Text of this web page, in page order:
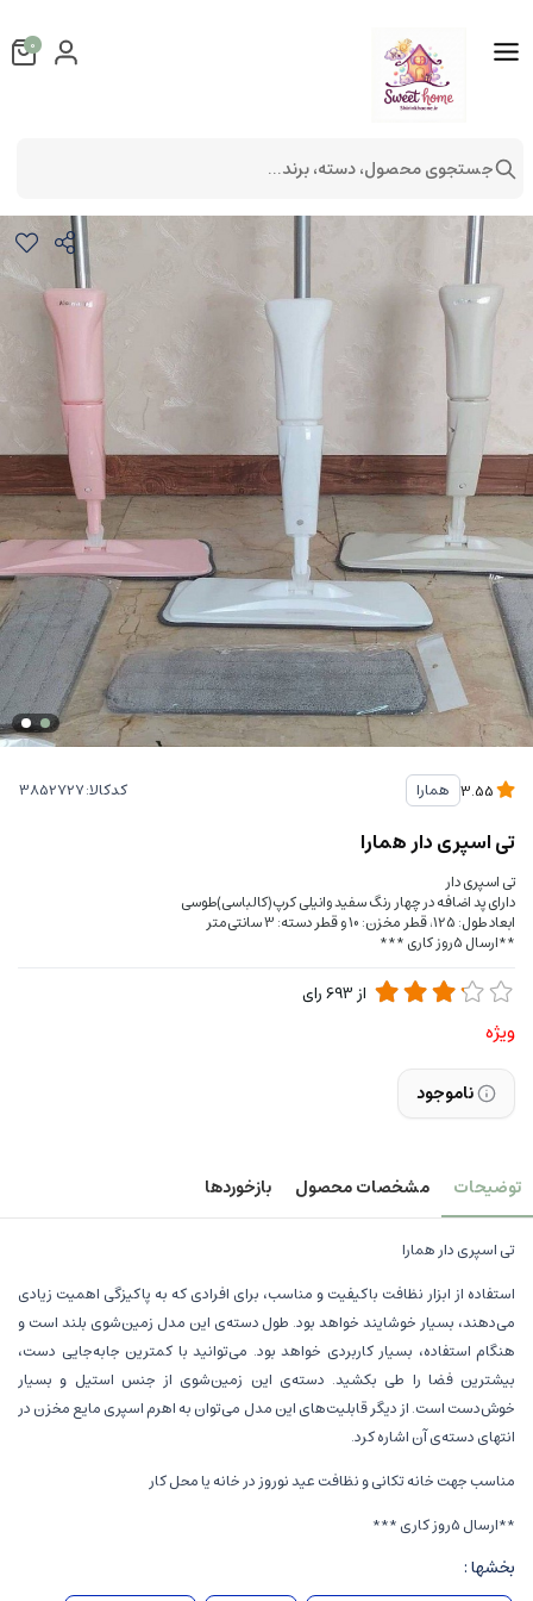
همارا کدکالا:
تی اسپری دار همارا
تی اسپری دار
دارای پد اضافه در چهار رنگ سفید وانیلی کرپ(کالباسی)طوسی
ابعاد طول: 125، قطر مخزن: 10 و قطر دسته: 3 سانتی‌متر
**ارسال 5روز کاری ***
از 693رای
ویژه
ناموجود
توضیحات مشخصات محصول بازخوردها
تی اسپری دار همارا
استفاده از ابزار نظافت باکیفیت و مناسب، برای افرادی که به پاکیزگی اهمیت زیادی
می‌دهند، بسیار خوشایند خواهد بود. طول دسته‌ی این مدل زمین‌شوی بلند است و
هنگام استفاده، بسیار کاربردی خواهد بود. می‌توانید با کمترین جابه‌جایی دست،
بیشترین فضا را طی بکشید. دسته‌ی این زمین‌شوی از جنس استیل و بسیار
خوش‌دست است. از دیگر قابلیت‌های این مدل می‌توان به اهرم اسپری‌ مایع مخزن در
انتهای دسته‌ی آن اشاره کرد.
مناسب جهت خانه تکانی و نظافت عید نوروز در خانه یا محل کار
**ارسال 5روز کاری ***
بخشها :
0
جستجوی محصول، دسته، برند...